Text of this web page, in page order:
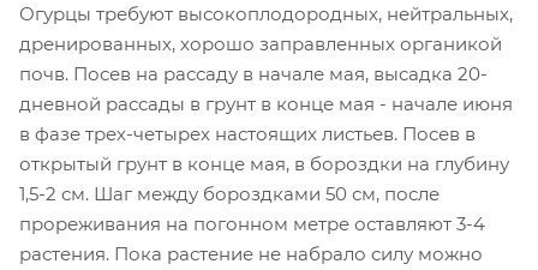
Огурцы требуют высокоплодородных, нейтральных,
дренированных, хорошо заправленных органикой
почв. Посев на рассаду в начале мая, высадка 20-
дневной рассады в грунт в конце мая - начале июня
в фазе трех-четырех настоящих листьев. Посев в
открытый грунт в конце мая, в бороздки на глубину
1,5-2 см. Шаг между бороздками 50 см, после
прореживания на погонном метре оставляют 3-4
растения. Пока растение не набрало силу можно